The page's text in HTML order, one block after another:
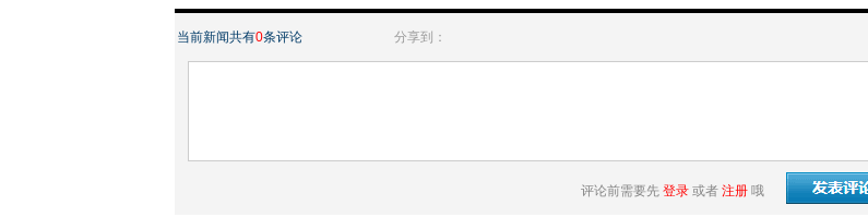
当前新闻共有0条评论 分享到：
评论前需要先 登录 或者 注册 哦